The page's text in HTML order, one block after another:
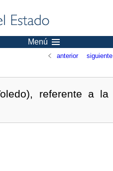
Menú
anterior siguiente
referente a la